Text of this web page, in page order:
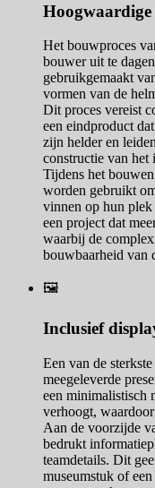
Het bouwproces
bouwer uit te
gebruikgemaakt
vormen van de
Dit proces vereist
een eindproduct
zijn helder en
constructie van het
Tijdens het
worden gebruikt
vinnen op hun
een project dat
waarbij de
bouwbaarheid van
🖼️
Inclusief
Een van de
meegeleverde
een minimalistisch
verhoogt,
Aan de voorzijde
bedrukt
teamdetails. Dit
museumstuk of